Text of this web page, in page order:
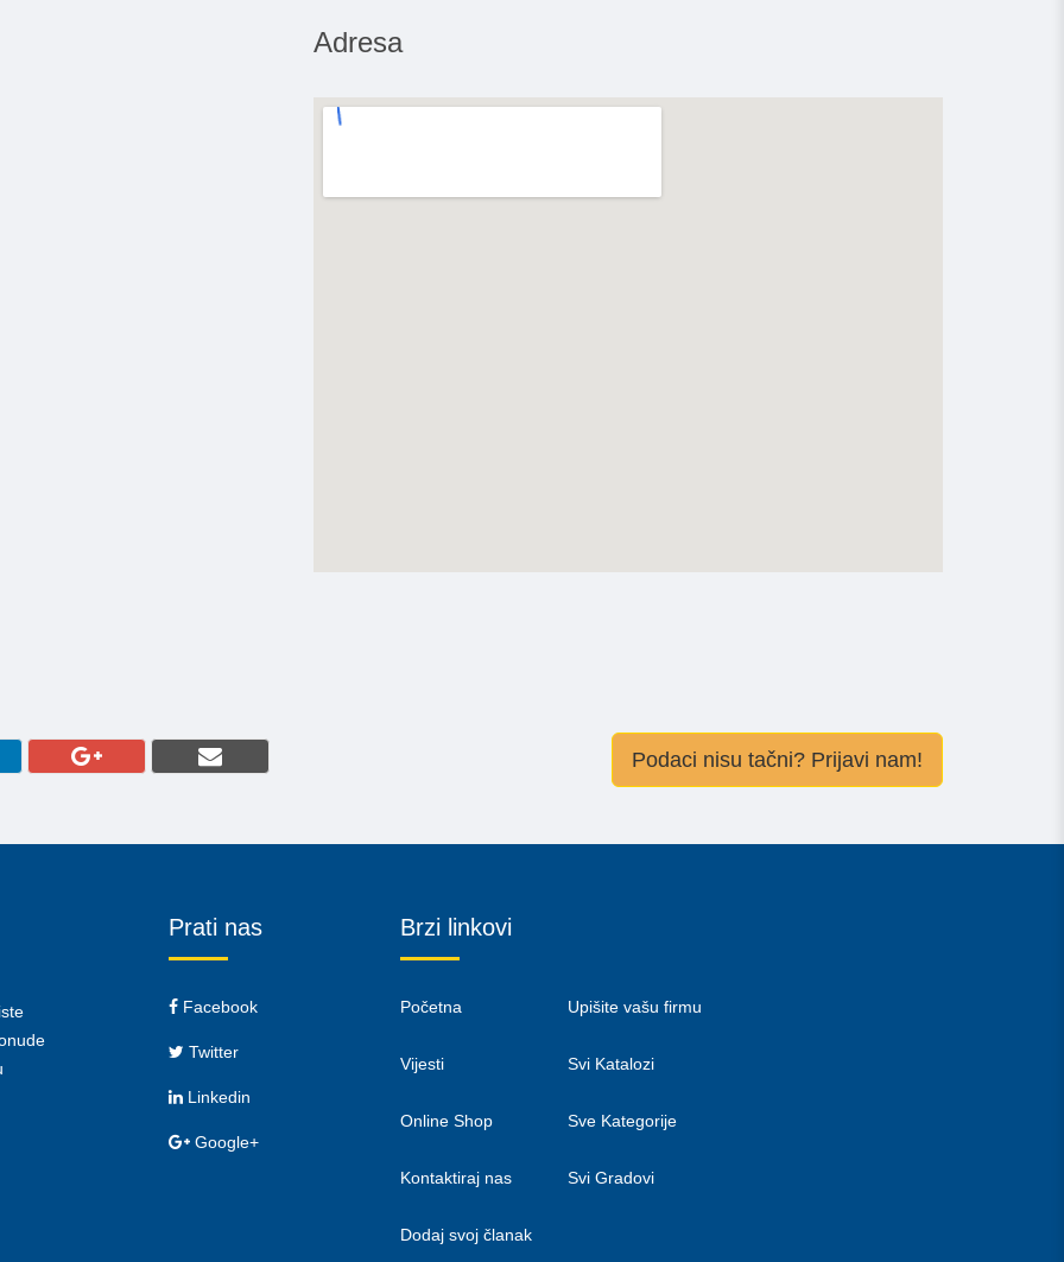
Adresa
Podaci nisu tačni? Prijavi nam!
Prati nas
Facebook
Twitter
Linkedin
Google+
Brzi linkovi
Početna
Vijesti
Online Shop
Kontaktiraj nas
Dodaj svoj članak
Upišite vašu firmu
Svi Katalozi
Sve Kategorije
Svi Gradovi